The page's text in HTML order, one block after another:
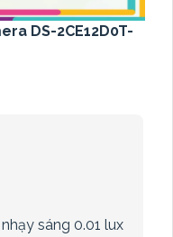
DS-2CE12D0T-
sáng 0.01 lux